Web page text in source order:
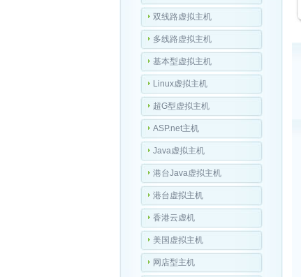
双线路虚拟主机
多线路虚拟主机
基本型虚拟主机
Linux虚拟主机
超G型虚拟主机
ASP.net主机
Java虚拟主机
港台Java虚拟主机
港台虚拟主机
香港云虚机
美国虚拟主机
网店型主机